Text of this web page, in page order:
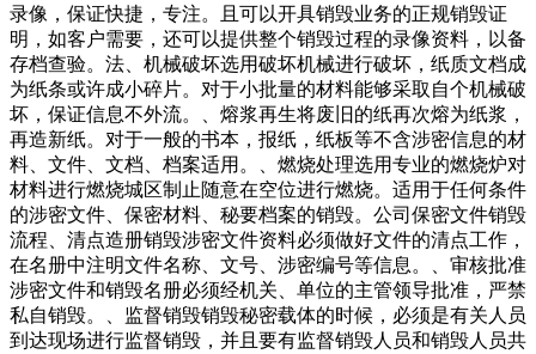
录像，保证快捷，专注。且可以开具销毁业务的正规销毁证
明，如客户需要，还可以提供整个销毁过程的录像资料，以备
存档查验。法、机械破坏选用破坏机械进行破坏，纸质文档成
为纸条或许成小碎片。对于小批量的材料能够采取自个机械破
坏，保证信息不外流。、熔浆再生将废旧的纸再次熔为纸浆，
再造新纸。对于一般的书本，报纸，纸板等不含涉密信息的材
料、文件、文档、档案适用。、燃烧处理选用专业的燃烧炉对
材料进行燃烧城区制止随意在空位进行燃烧。适用于任何条件
的涉密文件、保密材料、秘要档案的销毁。公司保密文件销毁
流程、清点造册销毁涉密文件资料必须做好文件的清点工作，
在名册中注明文件名称、文号、涉密编号等信息。、审核批准
涉密文件和销毁名册必须经机关、单位的主管领导批准，严禁
私自销毁。、监督销毁销毁秘密载体的时候，必须是有关人员
到达现场进行监督销毁，并且要有监督销毁人员和销毁人员共